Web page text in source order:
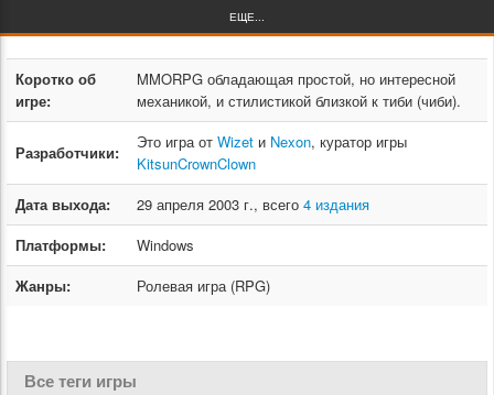
ЕЩЕ...
Коротко об
игре:
MMORPG обладающая простой, но интересной
механикой, и стилистикой близкой к тиби (чиби).
Разработчики:
Это игра от Wizet и Nexon, куратор игры
KitsunCrownClown
Дата выхода:
29 апреля 2003 г., всего 4 издания
Платформы:
Windows
Жанры:
Ролевая игра (RPG)
Все теги игры